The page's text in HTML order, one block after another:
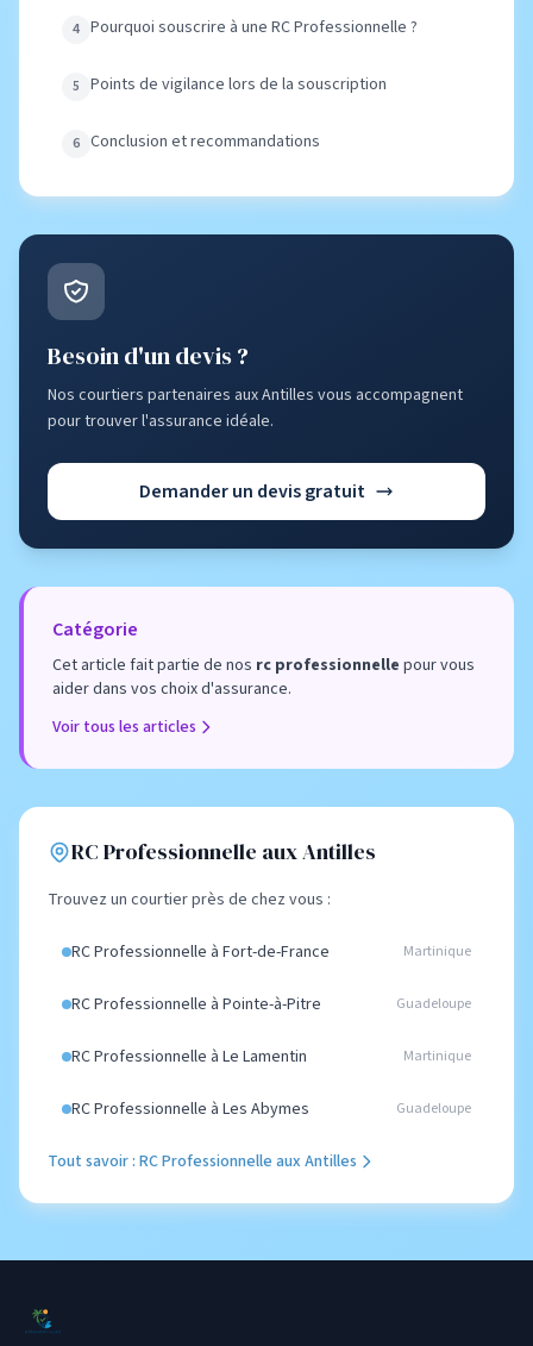
Pourquoi souscrire à une RC Professionnelle ?
Points de vigilance lors de la souscription
Conclusion et recommandations
Besoin d'un devis ?
Nos courtiers partenaires aux Antilles vous accompagnent
pour trouver l'assurance idéale.
Demander un devis gratuit
Catégorie
Cet article fait partie de nos rc professionnelle pour vous
aider dans vos choix d'assurance.
Voir tous les articles
RC Professionnelle aux Antilles
Trouvez un courtier près de chez vous :
RC Professionnelle à Fort-de-France Martinique
RC Professionnelle à Pointe-à-Pitre Guadeloupe
RC Professionnelle à Le Lamentin Martinique
RC Professionnelle à Les Abymes Guadeloupe
Tout savoir : RC Professionnelle aux Antilles